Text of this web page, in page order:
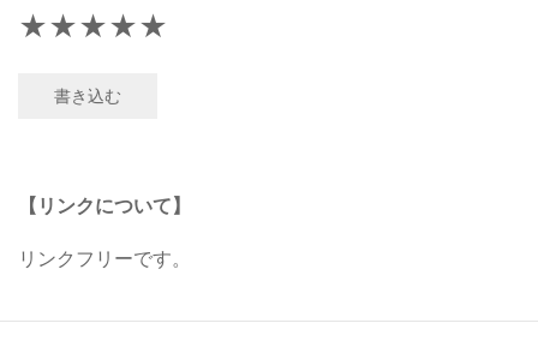
★
★
★
★
★
書き込む
【リンクについて】
リンクフリーです。